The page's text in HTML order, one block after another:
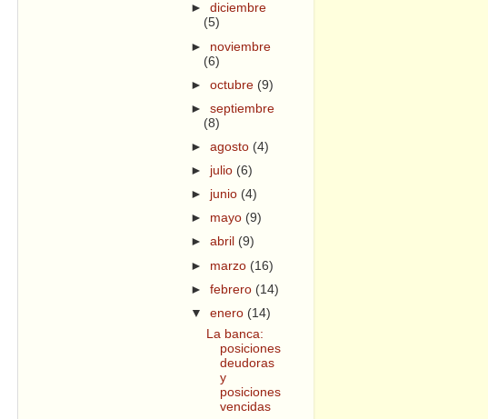
►diciembre
(5)
► noviembre
(6)
►octubre (9)
►septiembre
(8)
►agosto (4)
► julio (6)
► junio (4)
► mayo (9)
►abril (9)
► marzo (16)
►febrero (14)
▼enero (14)
La banca:
posiciones
deudoras
y
posiciones
vencidas